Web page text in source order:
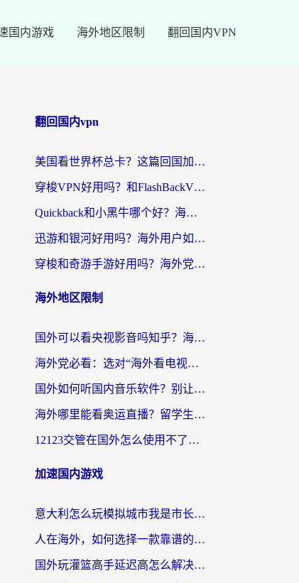
国内游戏 海外地区限制 翻回国内VPN
翻回国内vpn
美国看世界杯总卡？这篇回国加速器指南帮你无缝刷国内资源（附苹果手机VPN设置步骤）
穿梭VPN好用吗？和FlashBackVPN对比哪个回国效果更好？
Quickback和小黑牛哪个好？海外党亲测指南，选对回国加速器秒回国内
迅游和银河好用吗？海外用户如何选择回国加速器实现无缝访问国内资源
穿梭和奇游手游好用吗？海外党亲测3款回国加速器，附蜜蜂加速器七天试用攻略
海外地区限制
国外可以看央视影音吗知乎？海外党亲测有效的回国加速方案
海外党必看：选对“海外看电视剧软件”，再也不用愁国内剧刷不了
国外如何听国内音乐软件？别让地域限制，断了你的中文歌单
海外哪里能看奥运直播？留学生&海外华人必看的体育赛事观赛终极指南
12123交管在国外怎么使用不了？海外华人必看的无缝访问国内资源指南
加速国内游戏
意大利怎么玩模拟城市我是市长？海外党国服游戏加速终极攻略（附三国3量子特攻解决办法）
人在海外，如何选择一款靠谱的玩剑灵2加速器？
国外玩灌篮高手延迟高怎么解决？海外玩家国服游戏加速终极指南